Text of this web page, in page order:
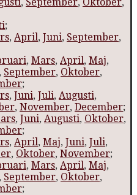
, September, Oktober,
;
, April, Juni, September,
, Mars, April, Maj,
, September, Oktober,
;
, Juni, Juli, Augusti,
, November, December;
, Juni, Augusti, Oktober,
;
, April, Maj, Juni, Juli,
, Oktober, November;
, Mars, April, Maj,
, September, Oktober,
;